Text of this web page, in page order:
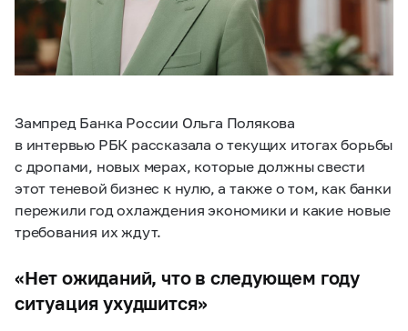
Зампред Банка России Ольга Полякова
в интервью РБК рассказала о текущих итогах борьбы
с дропами, новых мерах, которые должны свести
этот теневой бизнес к нулю, а также о том, как банки
пережили год охлаждения экономики и какие новые
требования их ждут.
«Нет ожиданий, что в следующем году
ситуация ухудшится»